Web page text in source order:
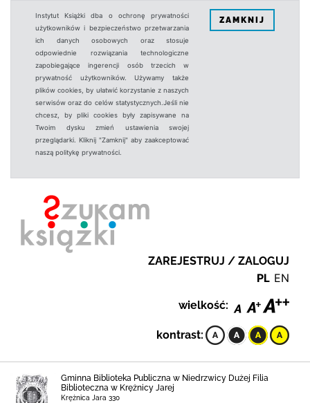
Instytut Książki dba o ochronę prywatności
użytkowników i bezpieczeństwo przetwarzania
ich danych osobowych oraz stosuje
odpowiednie rozwiązania technologiczne
zapobiegające ingerencji osób trzecich w
prywatność użytkowników. Używamy także
plików cookies, by ułatwić korzystanie z naszych
serwisów oraz do celów statystycznych.Jeśli nie
chcesz, by pliki cookies były zapisywane na
Twoim dysku zmień ustawienia swojej
przeglądarki. Kliknij "Zamknij" aby zaakceptować
naszą politykę prywatności.
ZAMKNIJ
ZAREJESTRUJ / ZALOGUJ
PL EN
wielkość:
kontrast:
Gminna Biblioteka Publiczna w Niedrzwicy Dużej Filia
Biblioteczna w Krężnicy Jarej
Krężnica Jara 330